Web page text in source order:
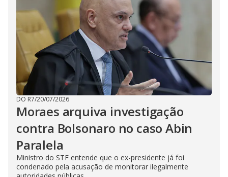
DO R7/20/07/2026
Moraes arquiva investigação
contra Bolsonaro no caso Abin
Paralela
Ministro do STF entende que o ex-presidente já foi
condenado pela acusação de monitorar ilegalmente